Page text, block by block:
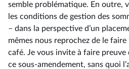
semble problématique. En outre,
les conditions de gestion des
–⁠ dans la perspective d’un
mêmes nous reprochez de le faire
café. Je vous invite à faire
ce sous-amendement, sans quoi